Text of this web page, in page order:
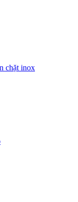
chặt inox